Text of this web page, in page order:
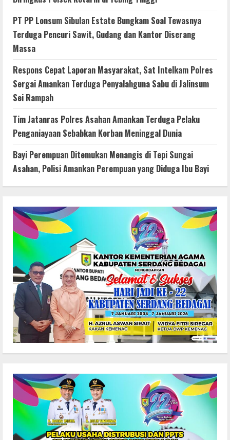
PT PP Lonsum Sibulan Estate Bungkam Soal Tewasnya
Terduga Pencuri Sawit, Gudang dan Kantor Diserang
Massa
Respons Cepat Laporan Masyarakat, Sat Intelkam Polres
Sergai Amankan Terduga Penyalahguna Sabu di Jalinsum
Sei Rampah
Tim Jatanras Polres Asahan Amankan Terduga Pelaku
Penganiayaan Sebabkan Korban Meninggal Dunia
Bayi Perempuan Ditemukan Menangis di Tepi Sungai
Asahan, Polisi Amankan Perempuan yang Diduga Ibu Bayi